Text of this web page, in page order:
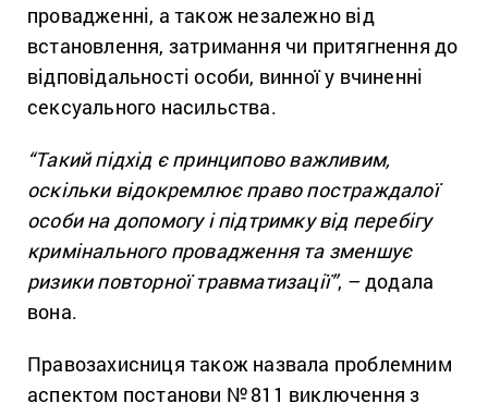
провадженні, а також незалежно від
встановлення, затримання чи притягнення до
відповідальності особи, винної у вчиненні
сексуального насильства.
“Такий підхід є принципово важливим,
оскільки відокремлює право постраждалої
особи на допомогу і підтримку від перебігу
кримінального провадження та зменшує
ризики повторної травматизації”, – додала
вона.
Правозахисниця також назвала проблемним
аспектом постанови № 811 виключення з